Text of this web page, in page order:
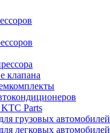
клапана
Parts
грузовых автомобилей
легковых автомобилей